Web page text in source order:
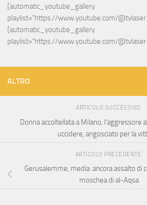
[automatic_youtube_gallery
playlist="https://www.youtube.com/
[automatic_youtube_gallery
playlist="https://www.youtube.com/
ALTRO
ARTICOLO SUCCESSIVO
Donna accoltellata a Milano, l’aggressore
uccidere, angosciato per la
ARTICOLO PRECEDENTE
Gerusalemme, media: ancora assalto di
moschea di al-Aqsa